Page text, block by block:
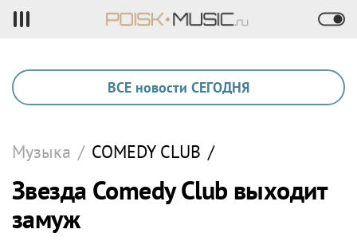
ВСЕ новости СЕГОДНЯ
Музыка / COMEDY CLUB /
Звезда Comedy Club выходит
замуж